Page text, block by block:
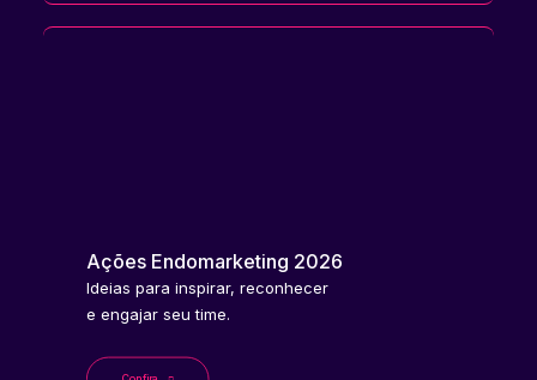
Ações Endomarketing 2026
Ideias para inspirar, reconhecer
e engajar seu time.